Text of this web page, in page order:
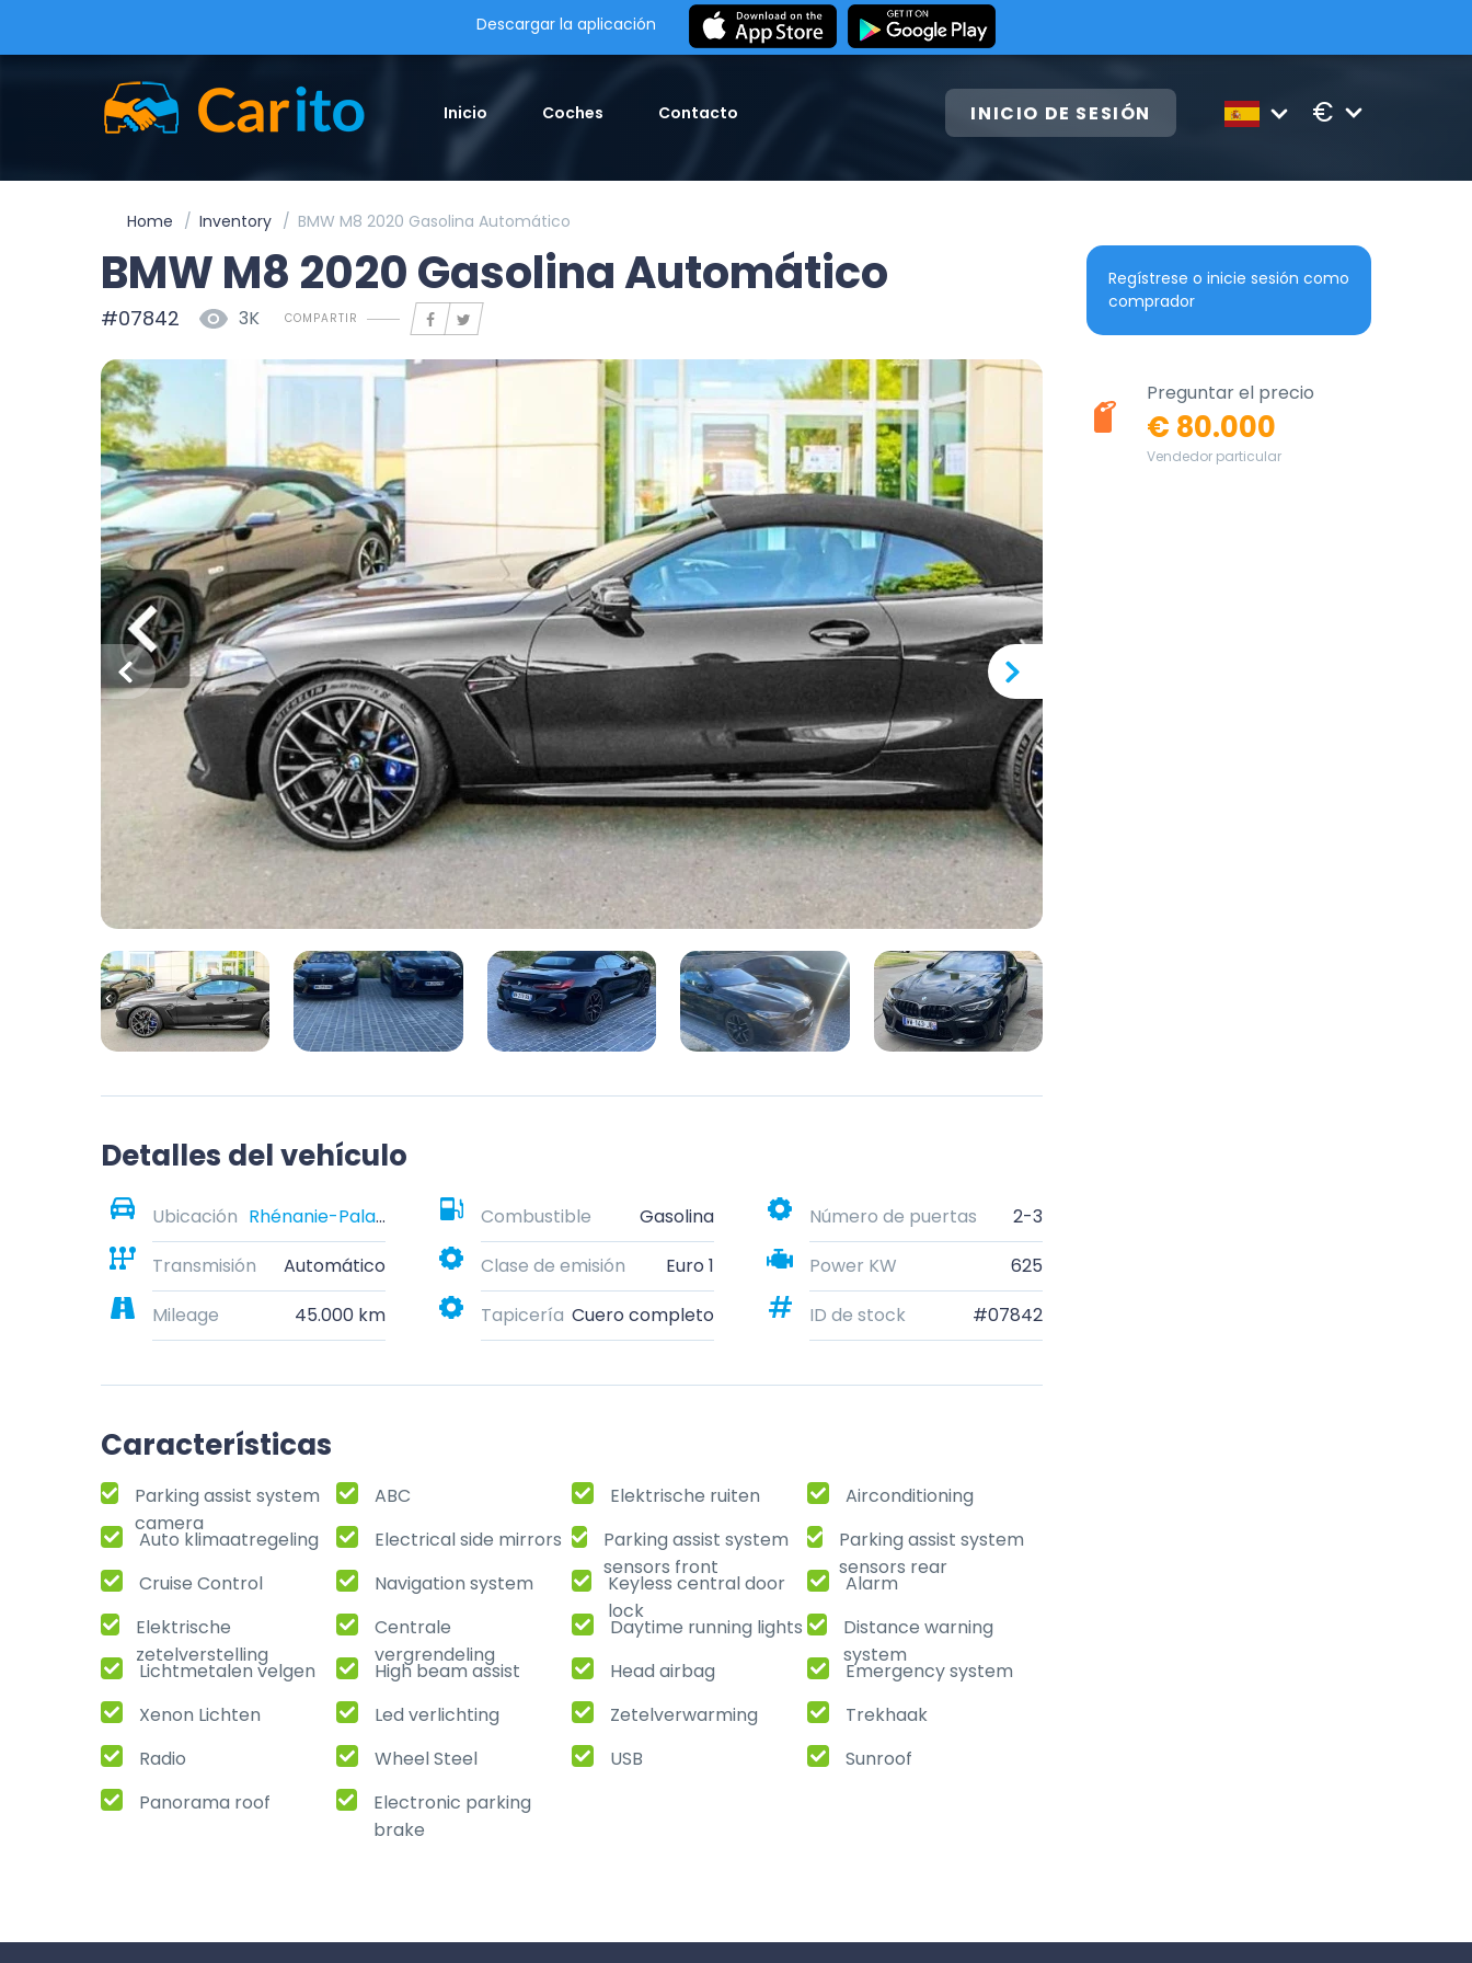
Descargar la aplicación
Inicio Coches Contacto INICIO DE SESIÓN €
Home Inventory BMW M8 2020 Gasolina Automático
BMW M8 2020 Gasolina Automático
#07842 3K COMPARTIR
Detalles del vehículo
Ubicación Rhénanie-Palatinat, Allemagne Combustible Gasolina Número de puertas
2-3
Transmisión
Automático Clase de emisión Euro 1 Power KW
625
Mileage
45.000 km Tapicería Cuero completo ID de stock #07842
Características
Parking assist system
camera
ABC Elektrische ruiten
Airconditioning
Auto klimaatregeling
Electrical side mirrors
Parking assist system
sensors front
Parking assist system
sensors rear
Cruise Control Navigation system
Keyless central door
lock
Alarm
Elektrische
zetelverstelling
Centrale
vergrendeling
Daytime running lights
Distance warning
system
Lichtmetalen velgen High beam assist Head airbag
Emergency system
Xenon Lichten
Led verlichting Zetelverwarming
Trekhaak
Radio
Wheel Steel USB
Sunroof
Panorama roof
Electronic parking
brake
Regístrese o inicie sesión como
comprador
Preguntar el precio
€ 80.000
Vendedor particular